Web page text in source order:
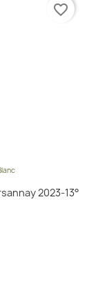
2023-13°
favorite_border